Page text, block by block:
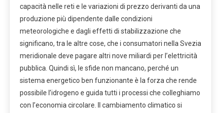
capacità nelle reti e le variazioni di prezzo derivanti da una
produzione più dipendente dalle condizioni
meteorologiche e dagli effetti di stabilizzazione che
significano, tra le altre cose, che i consumatori nella Svezia
meridionale deve pagare altri nove miliardi per l’elettricità
pubblica. Quindi sì, le sfide non mancano, perché un
sistema energetico ben funzionante è la forza che rende
possibile l’idrogeno e guida tutti i processi che colleghiamo
con l’economia circolare. Il cambiamento climatico si